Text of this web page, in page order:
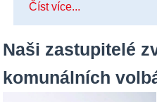
Číst více...
Naši zastupitelé
komunálních